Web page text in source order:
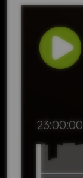
23:00:00